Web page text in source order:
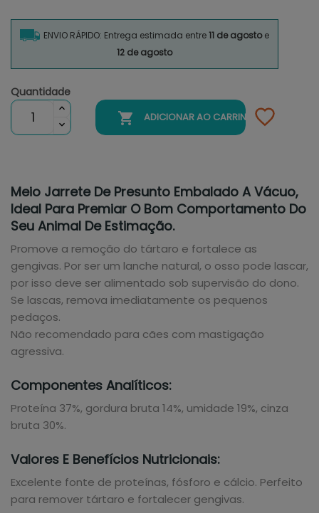
ENVIO RÁPIDO: Entrega estimada entre11 de agostoe
12 de agosto
Quantidade
 ADICIONAR AO CARRINHO
Meio Jarrete De Presunto Embalado A Vácuo,
Ideal Para Premiar O Bom Comportamento Do
Seu Animal De Estimação.
Promove a remoção do tártaro e fortalece as
gengivas. Por ser um lanche natural, o osso pode lascar,
por isso deve ser alimentado sob supervisão do dono.
Se lascas, remova imediatamente os pequenos
pedaços.
Não recomendado para cães com mastigação
agressiva.
Componentes Analíticos:
Proteína 37%, gordura bruta 14%, umidade 19%, cinza
bruta 30%.
Valores E Benefícios Nutricionais:
Excelente fonte de proteínas, fósforo e cálcio. Perfeito
para remover tártaro e fortalecer gengivas.